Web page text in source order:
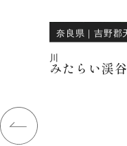
奈良県 ｜吉野郡
川
みたらい渓谷